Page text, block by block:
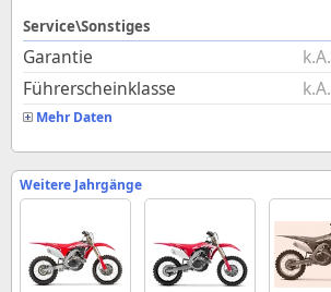
Service\Sonstiges
Garantie
k.A.
Führerscheinklasse
k.A.
Mehr Daten
Weitere Jahrgänge